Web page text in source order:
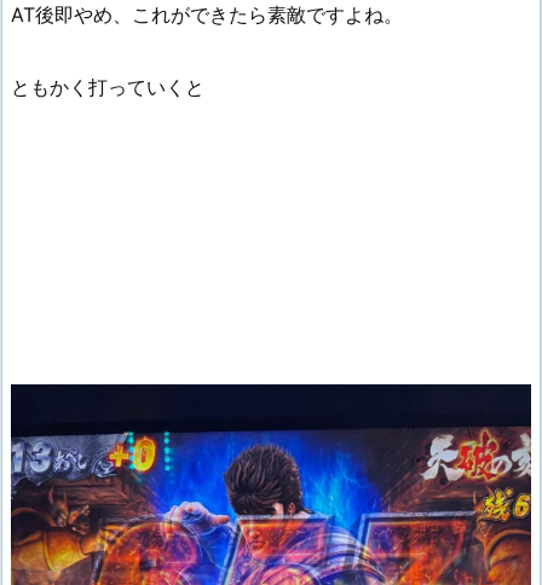
AT後即やめ、これができたら素敵ですよね。
ともかく打っていくと